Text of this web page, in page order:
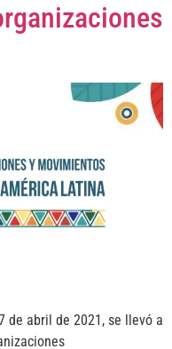
de abril de 2021, se llevó a